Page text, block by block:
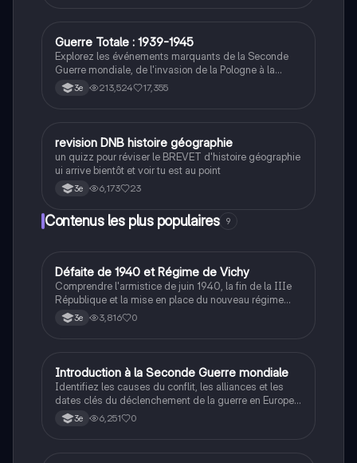
Histoire
Guerre Totale : 1939-1945
Explorez les événements marquants de la Seconde
Guerre mondiale, de l'invasion de la Pologne à la
capitulation du Japon. Ce résumé aborde les concepts
clés tels que la guerre totale, le génocide des Juifs, la
comprendre les enjeux et les conséquences de ce
conflit majeur.
3e 213,524 17,355
RHistoire
revision DNB histoire géographie
un quizz pour réviser le BREVET d'histoire géographie
ui arrive bientôt et voir tu est au point
3e 6,173 23
Contenus les plus populaires 9
DHistoire
Défaite de 1940 et Régime de Vichy
Comprendre l'armistice de juin 1940, la fin de la IIIe
République et la mise en place du nouveau régime
autoritaire de Philippe Pétain.
3e 3,816 0
IHistoire
Introduction à la Seconde Guerre mondiale
Identifiez les causes du conflit, les alliances et les
dates clés du déclenchement de la guerre en Europe
et dans le Pacifique.
3e 6,251 0